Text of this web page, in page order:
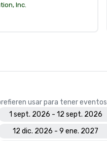
Inc.
usar para tener eventos
1 sept. 2026 - 12 sept. 2026
12 dic. 2026 - 9 ene. 2027